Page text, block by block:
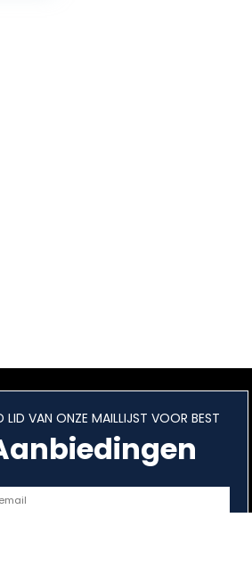
LID VAN ONZE MAILLIJST VOOR BEST